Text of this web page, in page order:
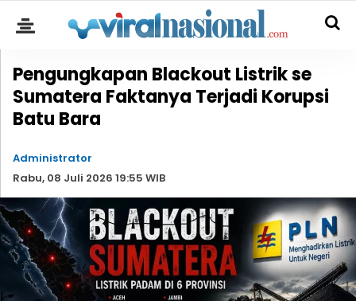
Pengungkapan Blackout Listrik se
Sumatera Faktanya Terjadi Korupsi
Batu Bara
Administrator
Rabu, 08 Juli 2026 19:55 WIB